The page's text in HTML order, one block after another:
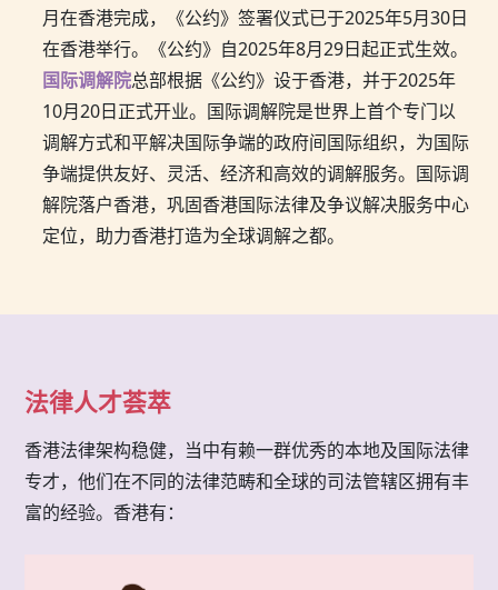
月在香港完成，《公约》签署仪式已于2025年5月30日
在香港举行。《公约》自2025年8月29日起正式生效。
国际调解院总部根据《公约》设于香港，并于2025年
10月20日正式开业。国际调解院是世界上首个专门以
调解方式和平解决国际争端的政府间国际组织，为国际
争端提供友好、灵活、经济和高效的调解服务。国际调
解院落户香港，巩固香港国际法律及争议解决服务中心
定位，助力香港打造为全球调解之都。
法律人才荟萃
香港法律架构稳健，当中有赖一群优秀的本地及国际法律
专才，他们在不同的法律范畴和全球的司法管辖区拥有丰
富的经验。香港有：